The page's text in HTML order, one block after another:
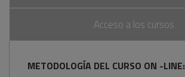
Acceso a los cursos
METODOLOGÍA DEL CURSO ON -LINE: